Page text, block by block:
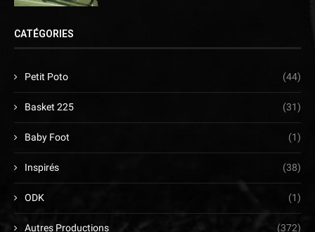
CATÉGORIES
Petit Poto (44)
Basket 225 (31)
Baby Foot (1)
Inspirés (38)
ODK (1)
Autres Productions (372)